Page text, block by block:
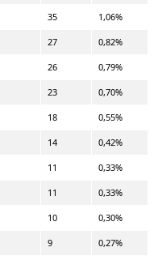
35 1,06%
27 0,82%
26 0,79%
23 0,70%
18 0,55%
14 0,42%
11 0,33%
11 0,33%
10 0,30%
9 0,27%